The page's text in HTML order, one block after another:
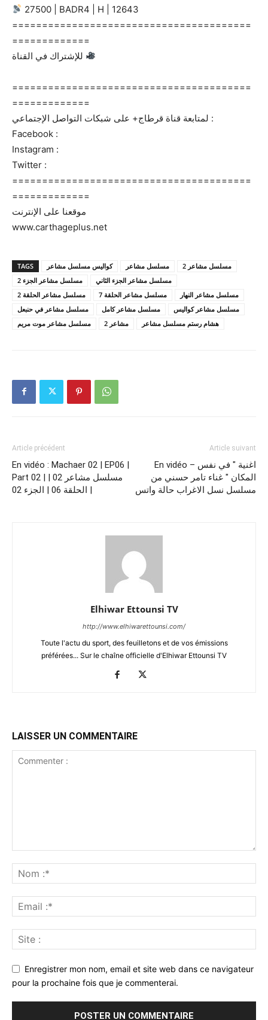
27500 | BADR4 | H | 12643
========================================
=============
========================================
=============
لمتابعة قناة قرطاج+ على شبكات التواصل الإجتماعي :
Facebook :
Instagram :
Twitter :
========================================
=============
موقعنا على الإنترنت
www.carthageplus.net
TAGS كواليس مسلسل مشاعر مسلسل مشاعر
مسلسل مشاعر 2
مسلسل مشاعر الجزء 2
مسلسل مشاعر الجزء الثاني
مسلسل مشاعر الحلقة 2
مسلسل مشاعر الحلقة 7
مسلسل مشاعر النهار
مسلسل مشاعر في حنبعل
مسلسل مشاعر كامل
مسلسل مشاعر كواليس
مسلسل مشاعر موت مريم
مشاعر 2 هشام رستم مسلسل مشاعر
Article précédent
En vidéo : Machaer 02 | EP06 |
Part 02 | مسلسل مشاعر 02 |
الحلقة 06 | الجزء 02 |
Article suivant
En vidéo – اغنية " في نفس
المكان " غناء تامر حسني من
مسلسل نسل الاغراب حالة واتس
Elhiwar Ettounsi TV
http://www.elhiwarettounsi.com/
Toute l'actu du sport, des feuilletons et de vos émissions
préférées... Sur le chaîne officielle d'Elhiwar Ettounsi TV
LAISSER UN COMMENTAIRE
Enregistrer mon nom, email et site web dans ce navigateur
pour la prochaine fois que je commenterai.